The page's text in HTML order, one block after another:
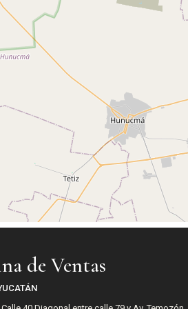
de Ventas